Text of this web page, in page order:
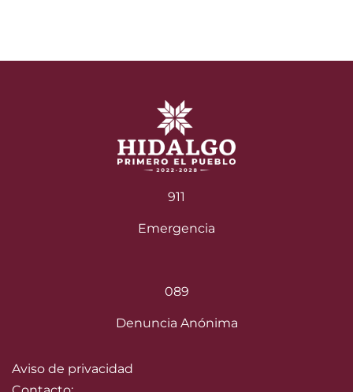
911
Emergencia
089
Denuncia Anónima
Aviso de privacidad